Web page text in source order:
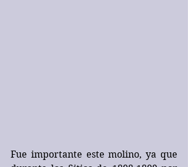
Fue importante este molino, ya que